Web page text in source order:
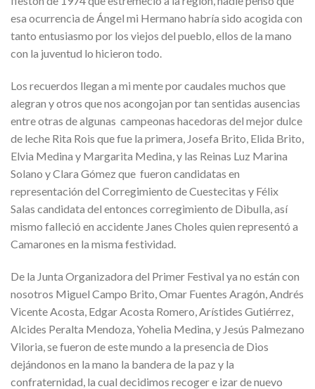
esa ocurrencia de Ángel mi Hermano habría sido acogida con
tanto entusiasmo por los viejos del pueblo, ellos de la mano
con la juventud lo hicieron todo.
Los recuerdos llegan a mi mente por caudales muchos que
alegran y otros que nos acongojan por tan sentidas ausencias
entre otras de algunas campeonas hacedoras del mejor dulce
de leche Rita Rois que fue la primera, Josefa Brito, Elida Brito,
Elvia Medina y Margarita Medina, y las Reinas Luz Marina
Solano y Clara Gómez que fueron candidatas en
representación del Corregimiento de Cuestecitas y Félix
Salas candidata del entonces corregimiento de Dibulla, así
mismo falleció en accidente Janes Choles quien representó a
Camarones en la misma festividad.
De la Junta Organizadora del Primer Festival ya no están con
nosotros Miguel Campo Brito, Omar Fuentes Aragón, Andrés
Vicente Acosta, Edgar Acosta Romero, Arístides Gutiérrez,
Alcides Peralta Mendoza, Yohelia Medina, y Jesús Palmezano
Viloria, se fueron de este mundo a la presencia de Dios
dejándonos en la mano la bandera de la paz y la
confraternidad, la cual decidimos recoger e izar de nuevo